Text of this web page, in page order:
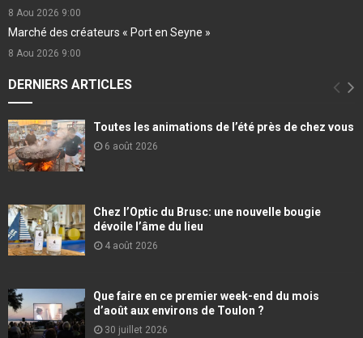
8 Aou 2026 9:00
Marché des créateurs « Port en Seyne »
8 Aou 2026 9:00
DERNIERS ARTICLES
Toutes les animations de l’été près de chez vous
6 août 2026
Chez l’Optic du Brusc: une nouvelle bougie
dévoile l’âme du lieu
4 août 2026
Que faire en ce premier week-end du mois
d’août aux environs de Toulon ?
30 juillet 2026